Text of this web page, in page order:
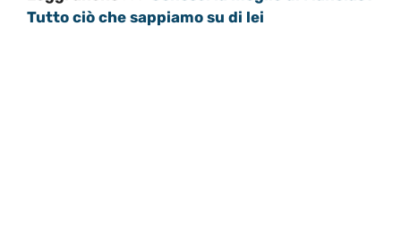
Tutto ciò che sappiamo su di lei